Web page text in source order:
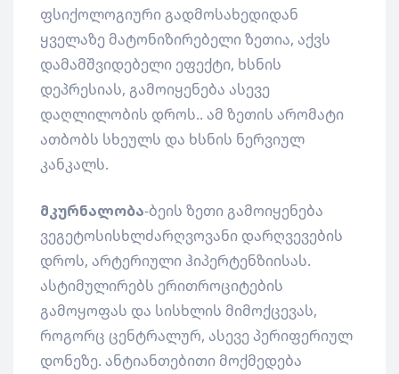
ფსიქოლოგიური გადმოსახედიდან
ყველაზე მატონიზირებელი ზეთია, აქვს
დამამშვიდებელი ეფექტი, ხსნის
დეპრესიას, გამოიყენება ასევე
დაღლილობის დროს.. ამ ზეთის არომატი
ათბობს სხეულს და ხსნის ნერვიულ
კანკალს.
მკურნალობა-ბეის ზეთი გამოიყენება
ვეგეტოსისხლძარღვოვანი დარღვევების
დროს, არტერიული ჰიპერტენზიისას.
ასტიმულირებს ერითროციტების
გამოყოფას და სისხლის მიმოქცევას,
როგორც ცენტრალურ, ასევე პერიფერიულ
დონეზე. ანტიანთებითი მოქმედება